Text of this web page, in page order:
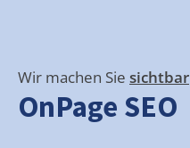
Wir machen Sie sichtbar
OnPage SEO